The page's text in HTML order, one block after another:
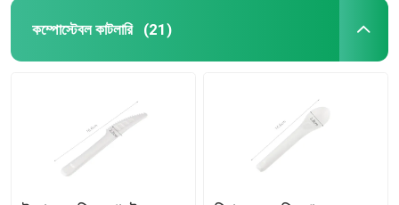
কারখানা পরিদর্শন
কম্পোস্টেবল কাটলারি (21)